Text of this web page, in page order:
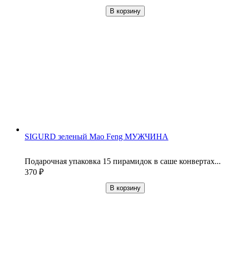
В корзину
SIGURD зеленый Mao Feng МУЖЧИНА
Подарочная упаковка 15 пирамидок в саше конвертах...
370 ₽
В корзину